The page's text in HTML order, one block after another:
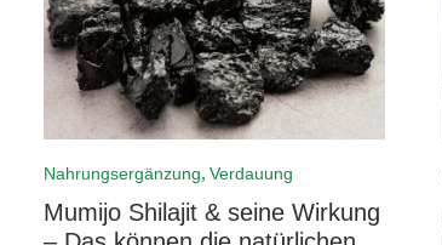
Nahrungsergänzung, Verdauung
Mumijo Shilajit & seine Wirkung